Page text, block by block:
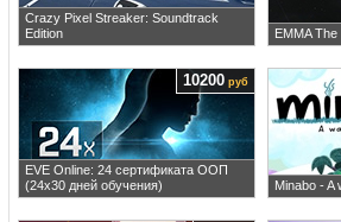
Crazy Pixel Streaker: Soundtrack
Edition
EMMA
EVE Online: 24 сертификата ООП
(24х30 дней обучения)
10200 руб
Minabo - A